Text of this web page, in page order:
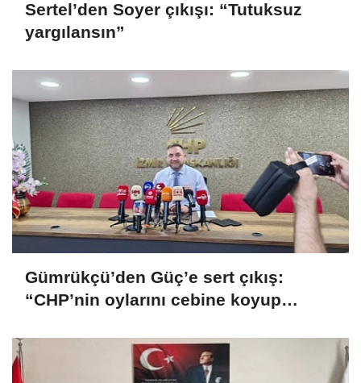
Sertel’den Soyer çıkışı: “Tutuksuz
yargılansın”
Gümrükçü’den Güç’e sert çıkış:
“CHP’nin oylarını cebine koyup